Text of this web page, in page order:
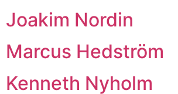
Joakim Nordin
Marcus Hedström
Kenneth Nyholm